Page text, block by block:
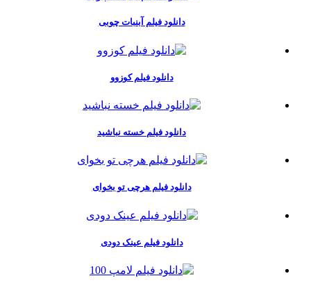
دانلود فیلم آبنبات چوبی
دانلود فیلم کوزوو
دانلود فیلم خسته نباشید
دانلود فیلم هرچی تو بخوای
دانلود فیلم عینک دودی